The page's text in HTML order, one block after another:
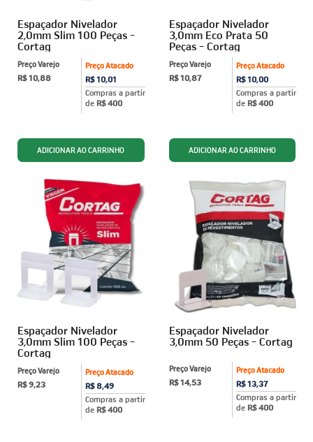
Espaçador Nivelador
2,0mm Slim 100 Peças -
Cortag
Preço Atacado
R$ 10,01
Compras a partir
de R$ 400
Preço Varejo
R$ 10,88
Espaçador Nivelador
3,0mm Eco Prata 50
Peças - Cortag
Preço Atacado
R$ 10,00
Compras a partir
de R$ 400
Preço Varejo
R$ 10,87
Espaçador Nivelador
3,0mm Slim 100 Peças -
Cortag
Preço Atacado
R$ 8,49
Compras a partir
de R$ 400
Preço Varejo
R$ 9,23
Espaçador Nivelador
3,0mm 50 Peças - Cortag
Preço Atacado
R$ 13,37
Compras a partir
de R$ 400
Preço Varejo
R$ 14,53